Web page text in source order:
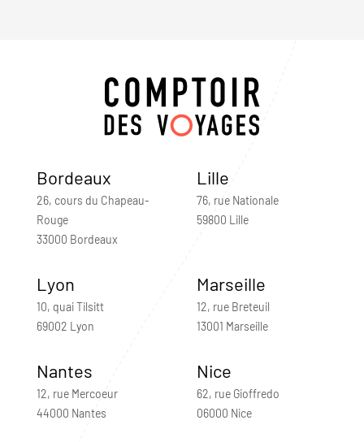
Bordeaux
26, cours du Chapeau-
Rouge
33000 Bordeaux
Lille
76, rue Nationale
59800 Lille
Lyon
10, quai Tilsitt
69002 Lyon
Marseille
12, rue Breteuil
13001 Marseille
Nantes
12, rue Mercoeur
44000 Nantes
Nice
62, rue Gioffredo
06000 Nice